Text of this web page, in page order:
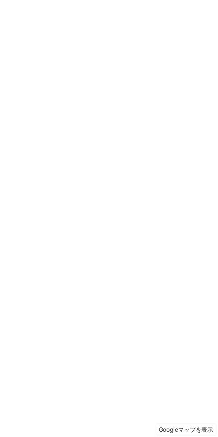
Googleマップを表示